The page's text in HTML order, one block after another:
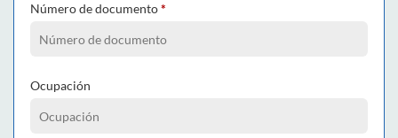
Número de documento*
Ocupación